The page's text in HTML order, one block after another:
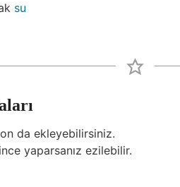
su
da ekleyebilirsiniz.
yaparsanız ezilebilir.